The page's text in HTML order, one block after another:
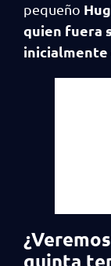
pequeño
quien fuera
inicialmente
quinta